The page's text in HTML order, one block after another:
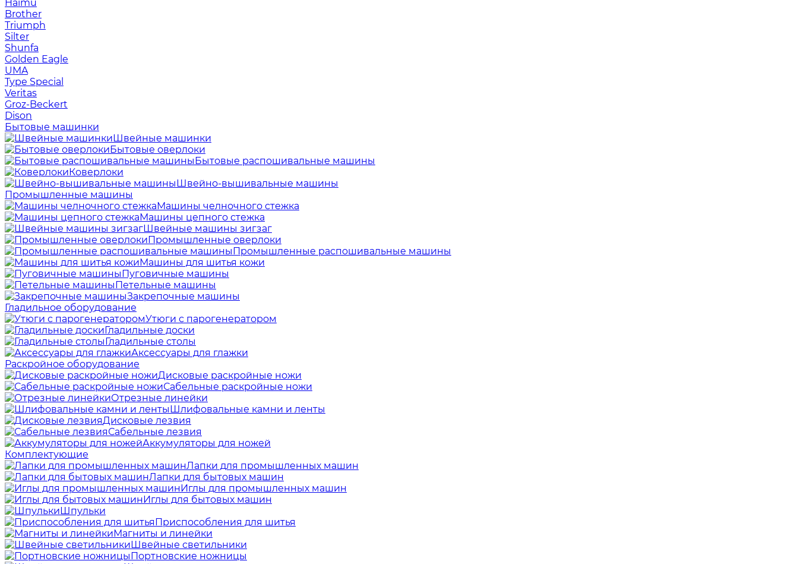
Haimu
Brother
Triumph
Silter
Shunfa
Golden Eagle
UMA
Type Special
Veritas
Groz-Beckert
Dison
Бытовые машинки
Швейные машинки
Бытовые оверлоки
Бытовые распошивальные машины
Коверлоки
Швейно-вышивальные машины
Промышленные машины
Машины челночного стежка
Машины цепного стежка
Швейные машины зигзаг
Промышленные оверлоки
Промышленные распошивальные машины
Машины для шитья кожи
Пуговичные машины
Петельные машины
Закрепочные машины
Гладильное оборудование
Утюги с парогенератором
Гладильные доски
Гладильные столы
Аксессуары для глажки
Раскройное оборудование
Дисковые раскройные ножи
Сабельные раскройные ножи
Отрезные линейки
Шлифовальные камни и ленты
Дисковые лезвия
Сабельные лезвия
Аккумуляторы для ножей
Комплектующие
Лапки для промышленных машин
Лапки для бытовых машин
Иглы для промышленных машин
Иглы для бытовых машин
Шпульки
Приспособления для шитья
Магниты и линейки
Швейные светильники
Портновские ножницы